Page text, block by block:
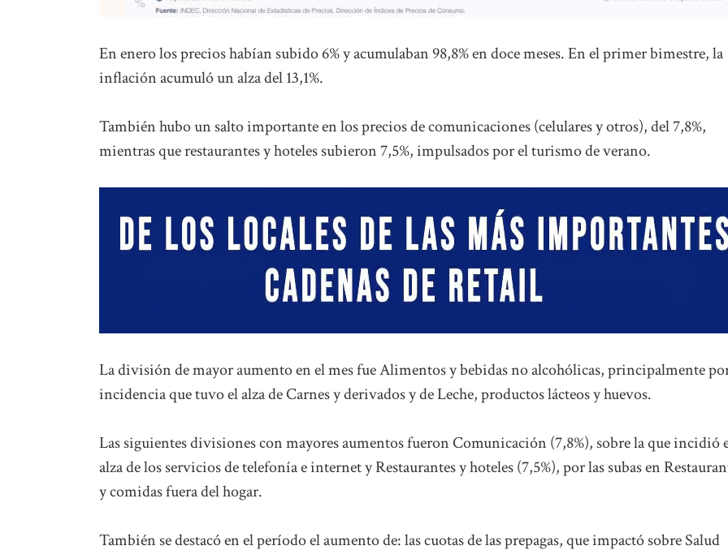
En enero los precios habían subido 6% y acumulaban 98,8% en doce meses. En el primer bimestre, la
inflación acumuló un alza del 13,1%.
También hubo un salto importante en los precios de comunicaciones (celulares y otros), del 7,8%,
mientras que restaurantes y hoteles subieron 7,5%, impulsados por el turismo de verano.
La división de mayor aumento en el mes fue Alimentos y bebidas no alcohólicas, principalmente
incidencia que tuvo el alza de Carnes y derivados y de Leche, productos lácteos y huevos.
Las siguientes divisiones con mayores aumentos fueron Comunicación (7,8%), sobre la que incidió
alza de los servicios de telefonía e internet y Restaurantes y hoteles (7,5%), por las subas en
y comidas fuera del hogar.
También se destacó en el período el aumento de: las cuotas de las prepagas, que impactó sobre Salud